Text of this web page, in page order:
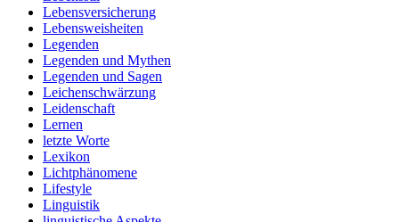
Lebensversicherung
Lebensweisheiten
Legenden
Legenden und Mythen
Legenden und Sagen
Leichenschwärzung
Leidenschaft
Lernen
letzte Worte
Lexikon
Lichtphänomene
Lifestyle
Linguistik